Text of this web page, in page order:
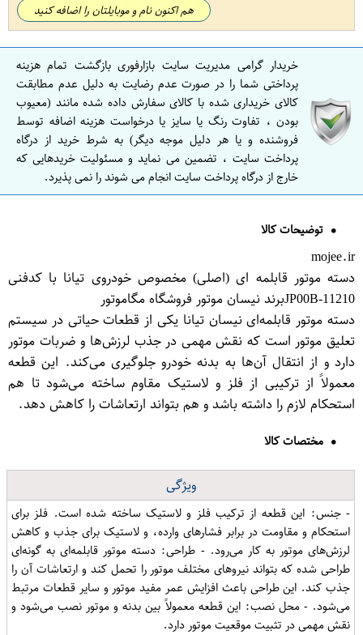
هم اکنون نام و موبایلتان را اضافه کنید
خریدار گرامی مدیریت سایت بازارفوری بازگشت تمام هزینه
پرداختی شما را در صورت عدم رضایت به دلیل عدم مطابقت
کالای خریداری شده با کالای سفارش داده شده مانند (معیوب
بودن ، تفاوت رنگ یا سایز یا درخواست هزینه اضافه توسط
فروشنده و یا هر دلیل موجه دیگر) به شرط خرید از درگاه
پرداخت سایت ، تضمین می نماید و مسئولیت خریدهایی که
خارج از درگاه پرداخت سایت انجام می شوند را نمی پذیرد.
توضیحات کالا
mojee.ir
دسته موتور قابلمه ای (اصلی) مخصوص خودروی تیانا با کدفنی
11210-JP00Bبرند نیسان موتور فروشگاه مگاموتور
دسته موتور قابلمه‌ای نیسان تیانا یکی از قطعات حیاتی در سیستم
تعلیق موتور است که نقش مهمی در جذب لرزش‌ها و ضربات موتور
دارد و از انتقال آن‌ها به بدنه خودرو جلوگیری می‌کند. این قطعه
معمولاً از ترکیبی از فلز و لاستیک مقاوم ساخته می‌شود تا هم
استحکام لازم را داشته باشد و هم بتواند ارتعاشات را کاهش دهد.
مختصات کالا
ویژگی
- جنس: این قطعه از ترکیب فلز و لاستیک ساخته شده است. فلز برای
استحکام و مقاومت در برابر فشارهای وارده، و لاستیک برای جذب و کاهش
لرزش‌های موتور به کار می‌رود. - طراحی: دسته موتور قابلمه‌ای به گونه‌ای
طراحی شده که بتواند نیروهای مختلف موتور را تحمل کند و ارتعاشات آن را
جذب کند. این طراحی باعث افزایش عمر مفید موتور و سایر قطعات مرتبط
می‌شود. - محل نصب: این قطعه معمولاً بین بدنه و موتور نصب می‌شود و
نقش مهمی در تثبیت موقعیت موتور دارد.